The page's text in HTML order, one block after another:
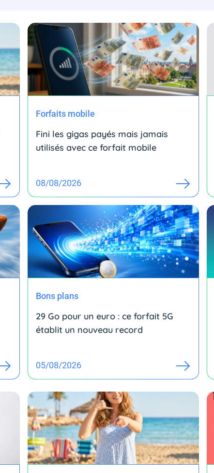
Forfaits mobile
Fini les gigas payés mais jamais
utilisés avec ce forfait mobile
08/08/2026
Bons plans
29 Go pour un euro : ce forfait 5G
établit un nouveau record
05/08/2026